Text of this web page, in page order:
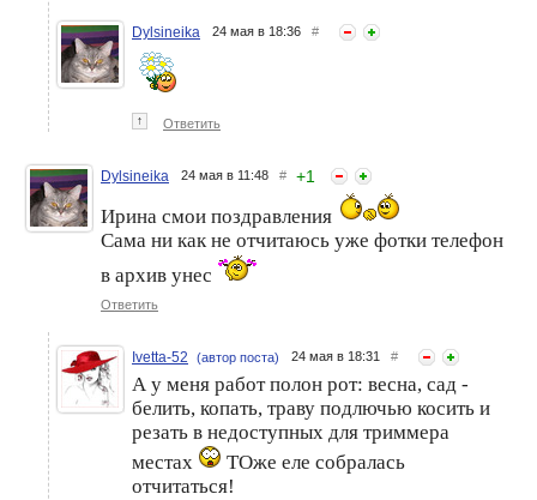
Dylsineika 24 мая в 18:36 #
↑ Ответить
Dylsineika 24 мая в 11:48 # +1
Ирина смои поздравления
Сама ни как не отчитаюсь уже фотки телефон
в архив унес
Ответить
Ivetta-52 (автор поста) 24 мая в 18:31 #
А у меня работ полон рот: весна, сад -
белить, копать, траву подлючью косить и
резать в недоступных для триммера
местах
ТОже еле собралась
отчитаться!